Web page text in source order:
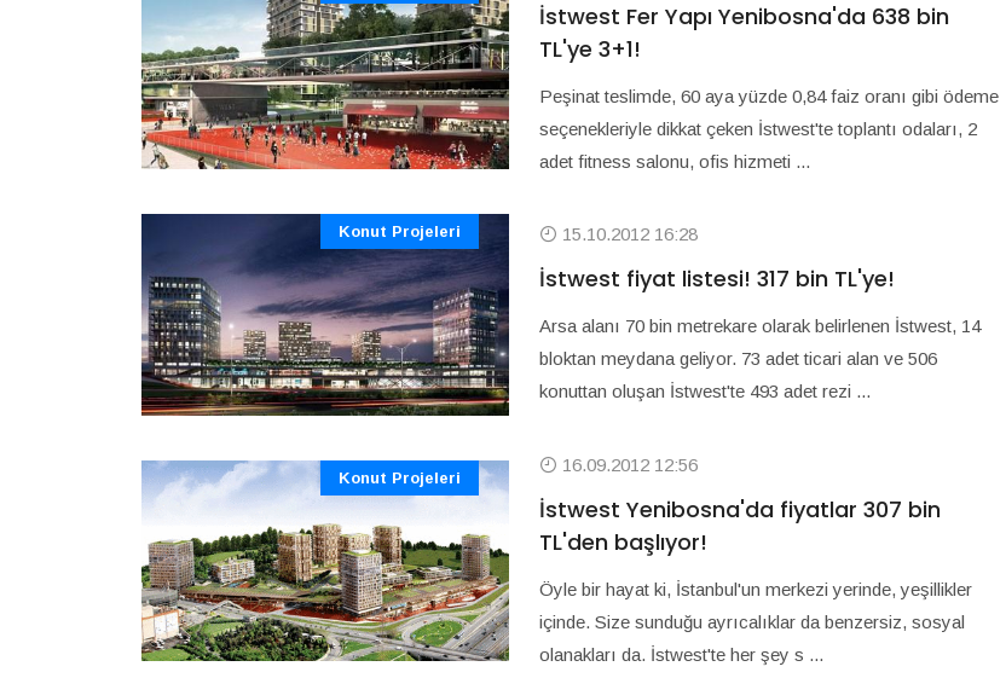
İstwest Fer Yapı Yenibosna'da 638 bin
TL'ye 3+1!
Peşinat teslimde, 60 aya yüzde 0,84 faiz oranı gibi ödeme
seçenekleriyle dikkat çeken İstwest'te toplantı odaları, 2
adet fitness salonu, ofis hizmeti ...
Konut Projeleri 15.10.2012 16:28
İstwest fiyat listesi! 317 bin TL'ye!
Arsa alanı 70 bin metrekare olarak belirlenen İstwest, 14
bloktan meydana geliyor. 73 adet ticari alan ve 506
konuttan oluşan İstwest'te 493 adet rezi ...
Konut Projeleri
16.09.2012 12:56
İstwest Yenibosna'da fiyatlar 307 bin
TL'den başlıyor!
Öyle bir hayat ki, İstanbul'un merkezi yerinde, yeşillikler
içinde. Size sunduğu ayrıcalıklar da benzersiz, sosyal
olanakları da. İstwest'te her şey s ...